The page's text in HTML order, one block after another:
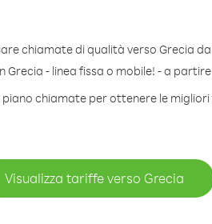
chiamate di qualità verso Grecia
Grecia - linea fissa o mobile! - a
chiamate per ottenere le
Visualizza tariffe verso Grecia